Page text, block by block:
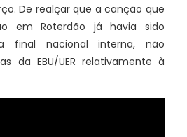
De realçar que a canção que
em Roterdão já havia sido
final nacional interna, não
da EBU/UER relativamente à